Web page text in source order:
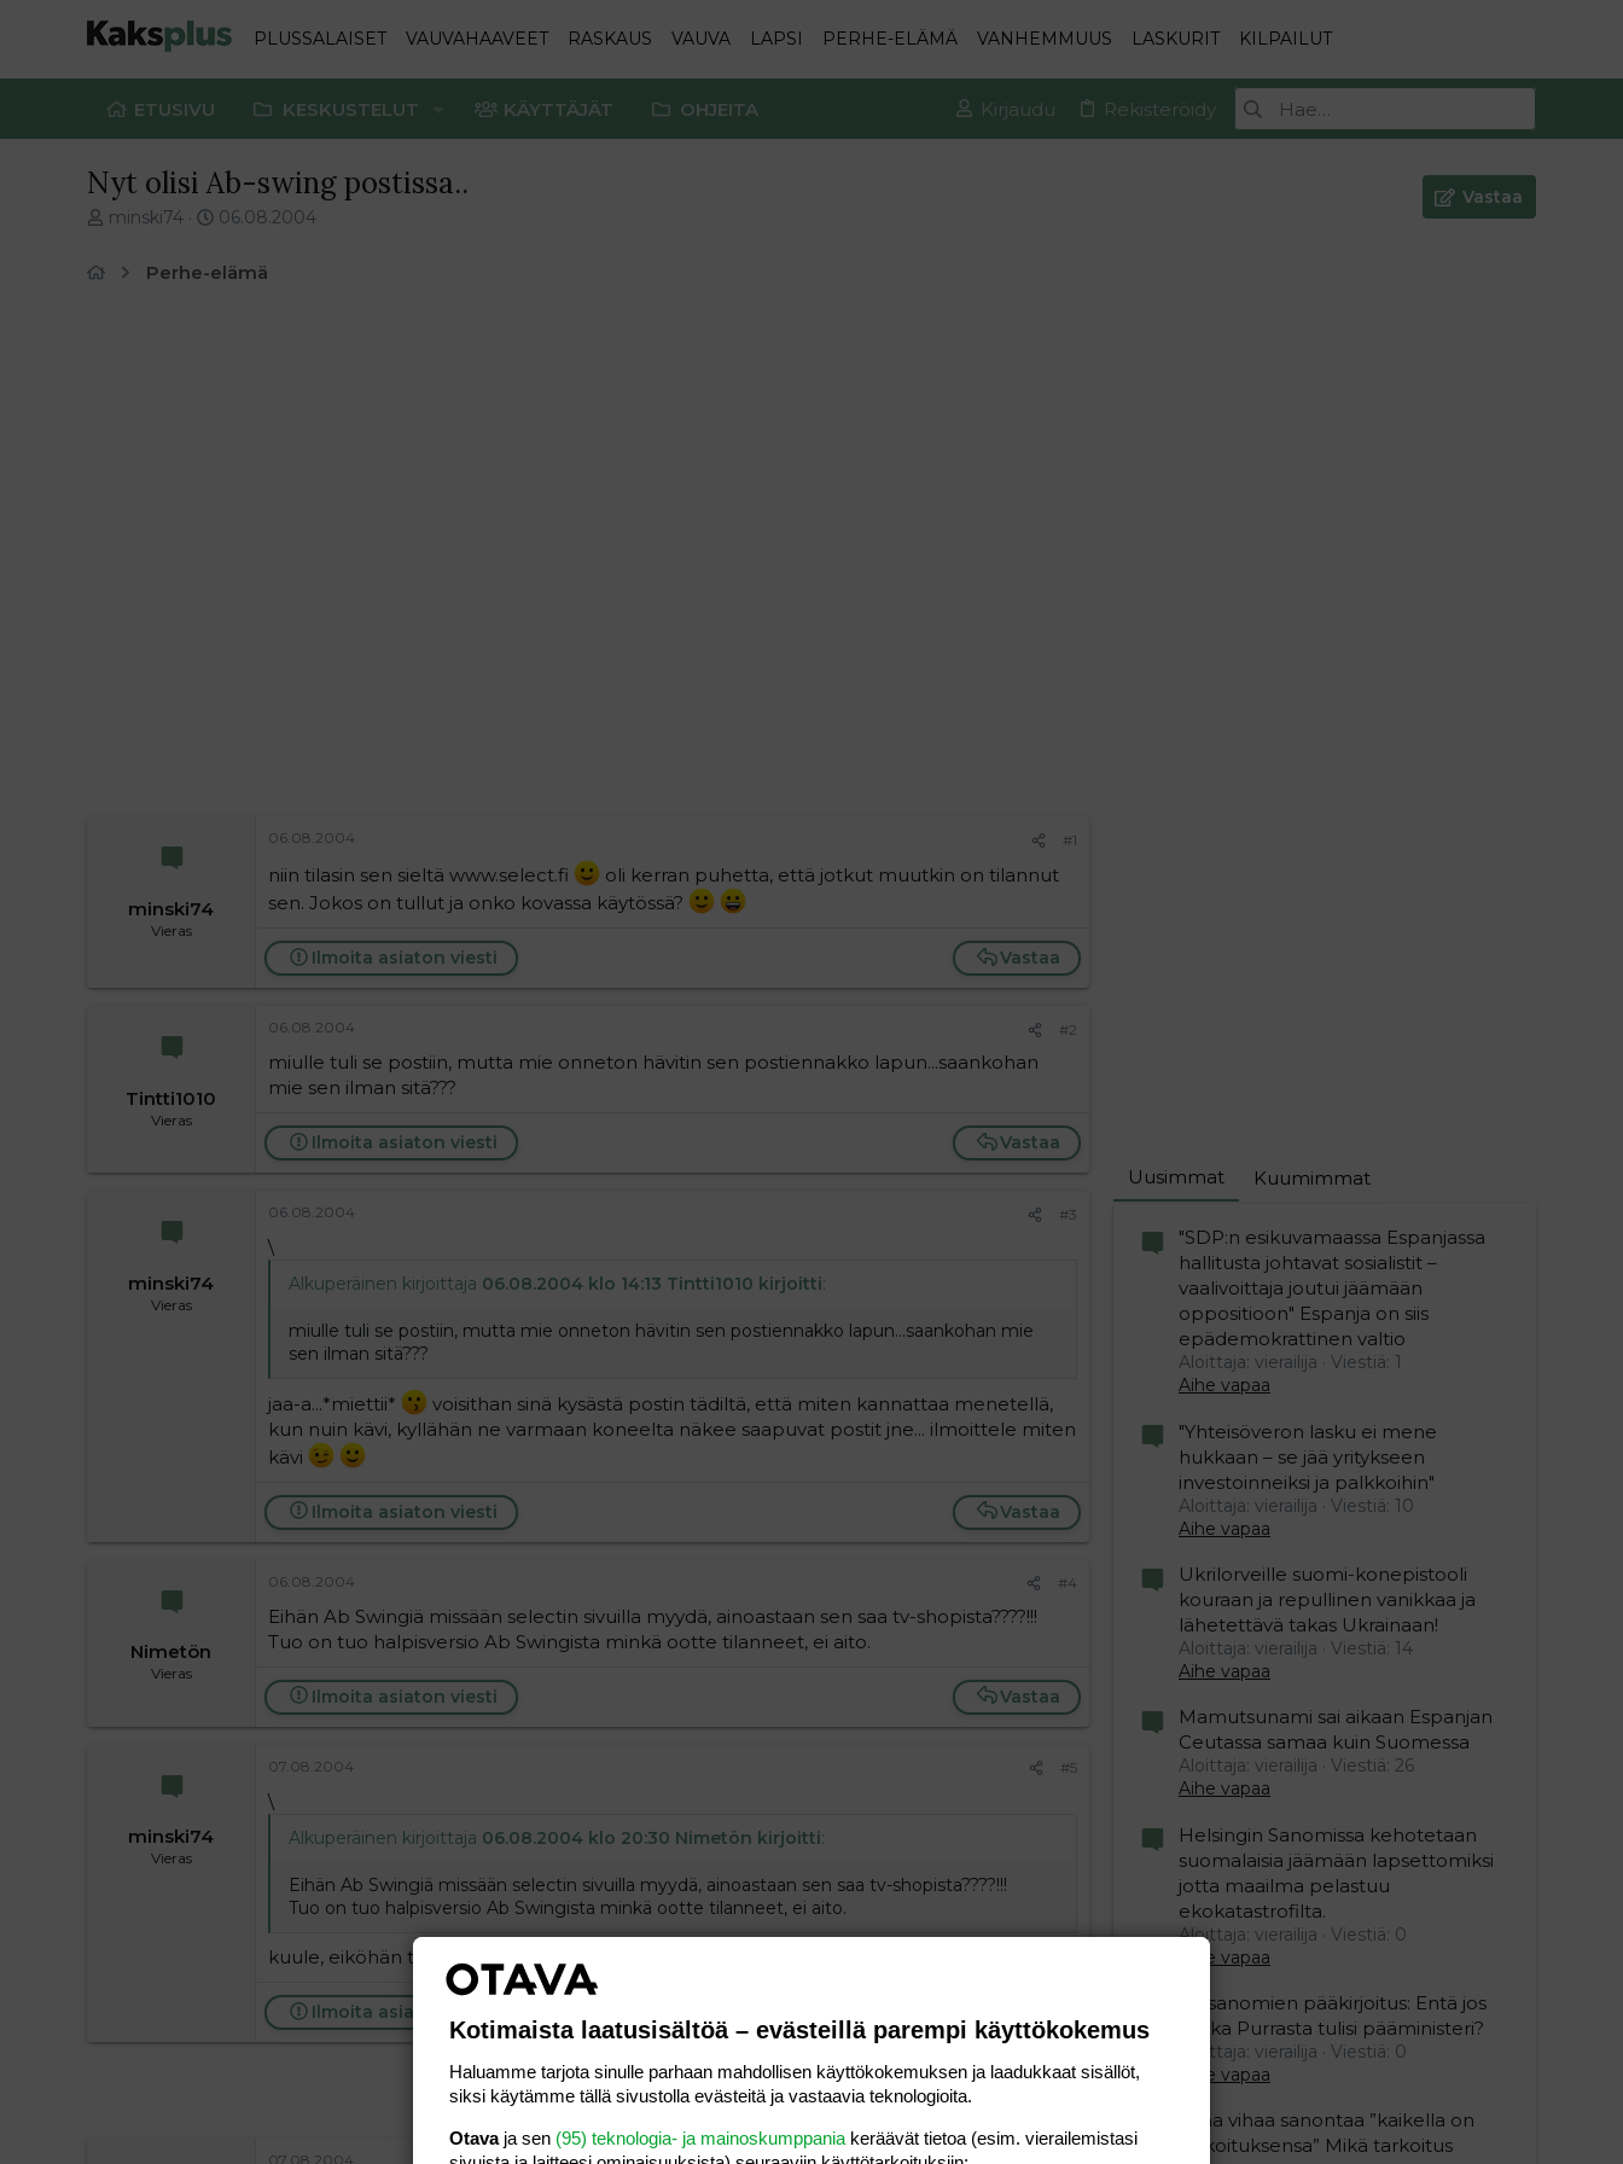
PLUSSALAISET VAUVAHAAVEET RASKAUS VAUVA LAPSI PERHE-ELÄMÄ VANHEMMUUS LASKURIT KILPAILUT
ETUSIVU KESKUSTELUT KÄYTTÄJÄT OHJEITA Kirjaudu Rekisteröidy
Nyt olisi Ab-swing postissa..
V
minski74
E
s
i
06.08.2004
Vastaa
Perhe-elämä
minski74
Vieras
06.08.2004 #1
niin tilasin sen sieltä www.select.fi
oli kerran puhetta, että jotkut muutkin on tilannut
sen. Jokos on tullut ja onko kovassa käytössä?
Vastaa
Ilmoita asiaton viesti
Tintti1010
Vieras
06.08.2004 #2
miulle tuli se postiin, mutta mie onneton hävitin sen postiennakko lapun...saankohan
mie sen ilman sitä???
Vastaa
Ilmoita asiaton viesti
minski74
Vieras
06.08.2004 #3
\
Alkuperäinen kirjoittaja 06.08.2004 klo 14:13 Tintti1010 kirjoitti:
miulle tuli se postiin, mutta mie onneton hävitin sen postiennakko lapun...saankohan mie
sen ilman sitä???
jaa-a...*miettii*
voisithan sinä kysästä postin tädiltä, että miten kannattaa menetellä,
kun nuin kävi, kyllähän ne varmaan koneelta näkee saapuvat postit jne... ilmoittele miten
kävi
Vastaa
Ilmoita asiaton viesti
Nimetön
Vieras
06.08.2004 #4
Eihän Ab Swingiä missään selectin sivuilla myydä, ainoastaan sen saa tv-shopista????!!!
Tuo on tuo halpisversio Ab Swingista minkä ootte tilanneet, ei aito.
Vastaa
Ilmoita asiaton viesti
minski74
Vieras
07.08.2004 #5
\
Alkuperäinen kirjoittaja 06.08.2004 klo 20:30 Nimetön kirjoitti:
Eihän Ab Swingiä missään selectin sivuilla myydä, ainoastaan sen saa tv-shopista????!!!
Tuo on tuo halpisversio Ab Swingista minkä ootte tilanneet, ei aito.
kuule, eiköhän tuo aja ihan saman asian, kiitos vaan tiedosta
Ilmoita asiaton viesti
07.08.2004
Uusimmat Kuumimmat
"SDP:n esikuvamaassa Espanjassa
hallitusta johtavat sosialistit –
vaalivoittaja joutui jäämään
oppositioon" Espanja on siis
epädemokrattinen valtio
Aloittaja: vierailija
Viestiä: 1
Aihe vapaa
"Yhteisöveron lasku ei mene
hukkaan – se jää yritykseen
investoinneiksi ja palkkoihin"
Aloittaja: vierailija
Viestiä: 10
Aihe vapaa
Ukrilorveille suomi-konepistooli
kouraan ja repullinen vanikkaa ja
lähetettävä takas Ukrainaan!
Aloittaja: vierailija
Viestiä: 14
Aihe vapaa
Mamutsunami sai aikaan Espanjan
Ceutassa samaa kuin Suomessa
Aloittaja: vierailija
Viestiä: 26
Aihe vapaa
Helsingin Sanomissa kehotetaan
suomalaisia jäämään lapsettomiksi
jotta maailma pelastuu
ekokatastrofilta.
Aloittaja: vierailija
Viestiä: 0
Aihe vapaa
Iltasanomien pääkirjoitus: Entä jos
Riikka Purrasta tulisi pääministeri?
Aloittaja: vierailija
Viestiä: 0
Aihe vapaa
Juha vihaa sanontaa ”kaikella on
tarkoituksensa” Mikä tarkoitus
Kotimaista laatusisältöä – evästeillä parempi käyttökokemus
Haluamme tarjota sinulle parhaan mahdollisen käyttökokemuksen ja laadukkaat sisällöt,
siksi käytämme tällä sivustolla evästeitä ja vastaavia teknologioita.
Otavaja sen (95) teknologia- ja mainoskumppania keräävät tietoa (esim. vierailemis­tasi